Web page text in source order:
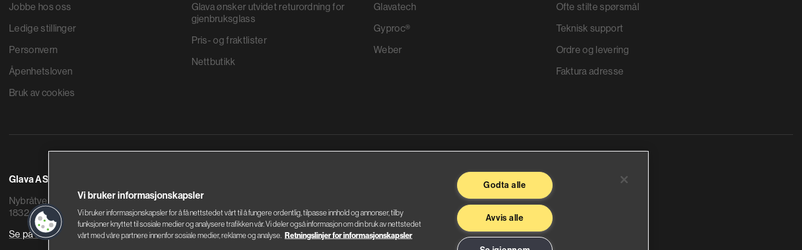
Jobbe hos oss
Ledige stillinger
Personvern
Åpenhetsloven
Bruk av cookies
Glava ønsker utvidet returordning for
gjenbruksglass
Pris- og fraktlister
Nettbutikk
Glavatech
Gyproc®
Weber
Ofte stilte spørsmål
Teknisk support
Ordre og levering
Faktura adresse
Glava AS
Nybråtveien 2
1832 Askim
Se på kart
Sandstuveien 68
0680 Oslo
Se på kart
Vi bruker informasjonskapsler
Vi bruker informasjonskapsler for å få nettstedet vårt til å fungere ordentlig, tilpasse innhold og annonser, tilby
funksjoner knyttet til sosiale medier og analysere trafikken vår. Vi deler også informasjon om din bruk av nettstedet
vårt med våre partnere innenfor sosiale medier, reklame og analyse. Retningslinjer for informasjonskapsler
Godta alle
Avvis alle